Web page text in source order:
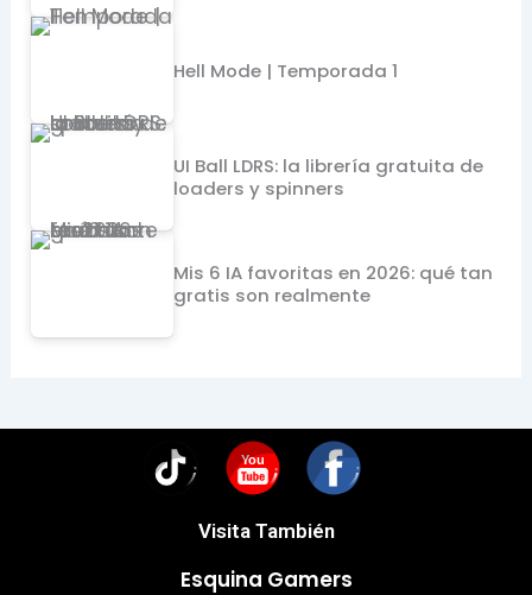
Hell Mode | Temporada 1
UI Ball LDRS: la librería gratuita de
loaders y spinners
Mis 6 IA favoritas en 2026: qué tan
gratis son realmente
You
Visita También
Esquina Gamers